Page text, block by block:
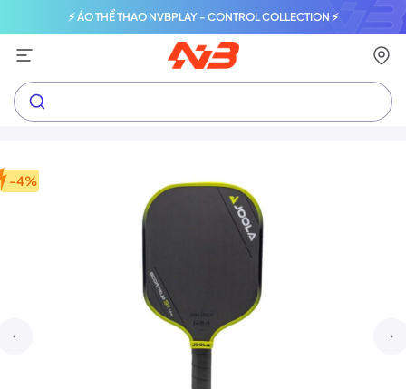
⚡ ÁO THỂ THAO NVBPLAY - CONTROL COLLECTION ⚡
-4%